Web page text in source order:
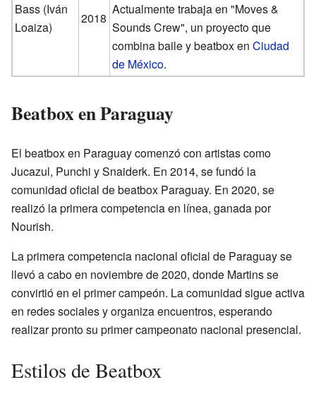
Bass (Iván
Loaiza)
2018
Actualmente trabaja en "Moves &
Sounds Crew", un proyecto que
combina baile y beatbox enCiudad
de México.
Beatbox en Paraguay
El beatbox en Paraguay comenzó con artistas como
Jucazul, Punchi y Snaiderk. En 2014, se fundó la
comunidad oficial de beatbox Paraguay. En 2020, se
realizó la primera competencia en línea, ganada por
Nourish.
La primera competencia nacional oficial de Paraguay se
llevó a cabo en noviembre de 2020, donde Martins se
convirtió en el primer campeón. La comunidad sigue activa
en redes sociales y organiza encuentros, esperando
realizar pronto su primer campeonato nacional presencial.
Estilos de Beatbox